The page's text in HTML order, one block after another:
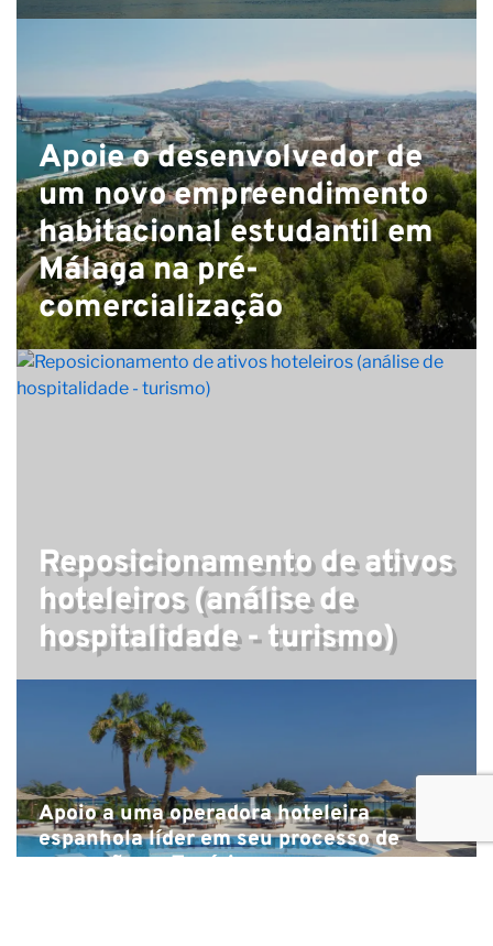
Apoio a uma operadora hoteleira
espanhola líder em seu processo de
expansão na Tunísia
Apoie o desenvolvedor de
um novo empreendimento
habitacional estudantil em
Málaga na pré-
comercialização
Reposicionamento de ativos
hoteleiros (análise de
hospitalidade - turismo)